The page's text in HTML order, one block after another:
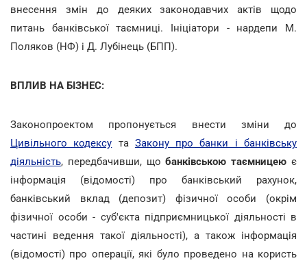
внесення змін до деяких законодавчих актів щодо
питань банківської таємниці. Ініціатори - нардепи М.
Поляков (НФ) і Д. Лубінець (БПП).
ВПЛИВ НА БІЗНЕС:
Законопроектом пропонується внести зміни до
Цивільного кодексу та Закону про банки і банківську
діяльність, передбачивши, щобанківською таємницею є
інформація (відомості) про банківський рахунок,
банківський вклад (депозит) фізичної особи (окрім
фізичної особи - суб'єкта підприємницької діяльності в
частині ведення такої діяльності), а також інформація
(відомості) про операції, які було проведено на користь